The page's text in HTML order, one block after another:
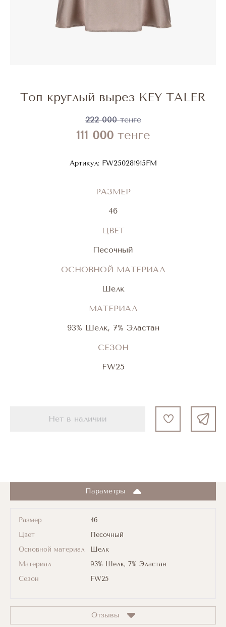
Топ круглый вырез KEY TALER
222 000 тенге
111 000 тенге
Артикул:FW250281915FM
РАЗМЕР
46
ЦВЕТ
Песочный
ОСНОВНОЙ МАТЕРИАЛ
Шелк
МАТЕРИАЛ
93% Шелк, 7% Эластан
СЕЗОН
FW25
Нет в наличии
Параметры
Размер
46
Цвет
Песочный
Основной материал
Шелк
Материал
93% Шелк, 7% Эластан
Сезон
FW25
Отзывы